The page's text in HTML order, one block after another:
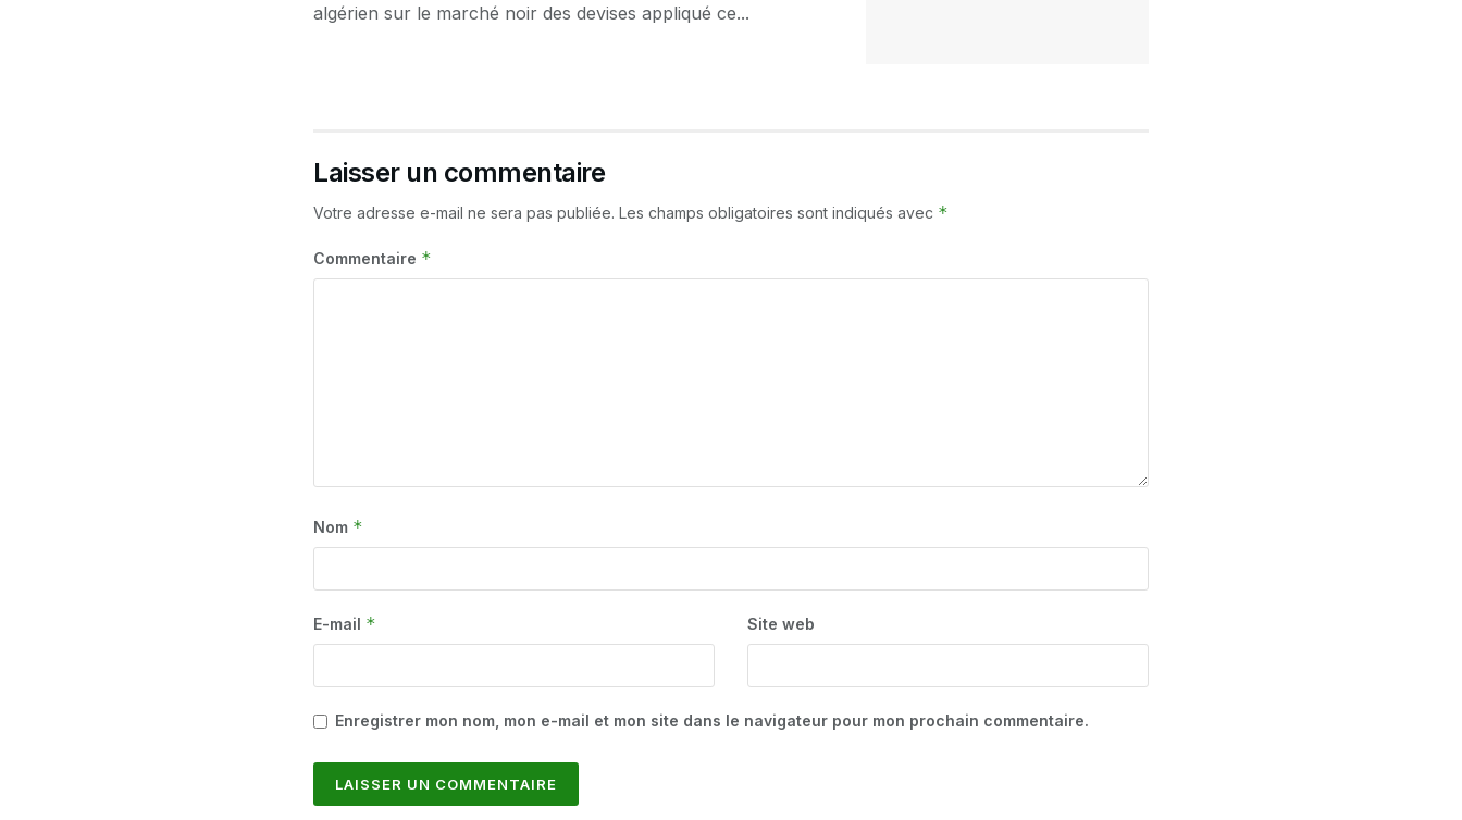
algérien sur le marché noir des devises appliqué ce...
Laisser un commentaire
Votre adresse e-mail ne sera pas publiée. Les champs obligatoires sont indiqués avec *
Commentaire *
Nom *
E-mail * Site web
Enregistrer mon nom, mon e-mail et mon site dans le navigateur pour mon prochain commentaire.